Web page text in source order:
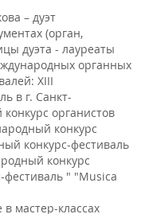
– дуэт
(орган,
дуэта - лауреаты
органных
XIII
в г. Санкт-
органистов
конкурс
конкурс-фестиваль
конкурс
" "Musica
мастер-классах